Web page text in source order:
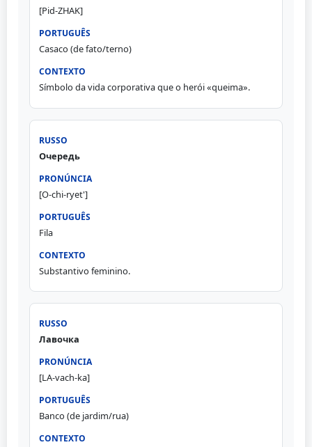
[Pid-ZHAK]
Casaco (de fato/terno)
Símbolo da vida corporativa que o herói «queima».
Очередь
[O-chi-ryet']
Fila
Substantivo feminino.
Лавочка
[LA-vach-ka]
Banco (de jardim/rua)